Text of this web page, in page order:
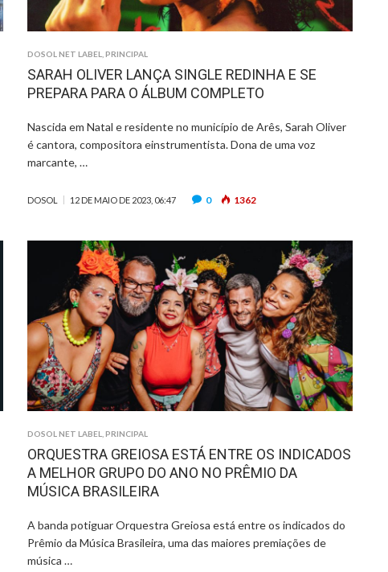
DOSOL NET LABEL ,PRINCIPAL
SARAH OLIVER LANÇA SINGLE REDINHA E SE
PREPARA PARA O ÁLBUM COMPLETO
Nascida em Natal e residente no município de Arês, Sarah Oliver
é cantora, compositora einstrumentista. Dona de uma voz
marcante, …
DOSOL 12 DE MAIO DE 2023, 06:47 0 1362
DOSOL NET LABEL ,PRINCIPAL
ORQUESTRA GREIOSA ESTÁ ENTRE OS INDICADOS
A MELHOR GRUPO DO ANO NO PRÊMIO DA
MÚSICA BRASILEIRA
A banda potiguar Orquestra Greiosa está entre os indicados do
Prêmio da Música Brasileira, uma das maiores premiações de
música …